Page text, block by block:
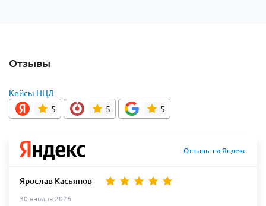
Отзывы
Кейсы НЦЛ
5
5 5
Отзывы на Яндекс
Ярослав Касьянов
30 января 2026